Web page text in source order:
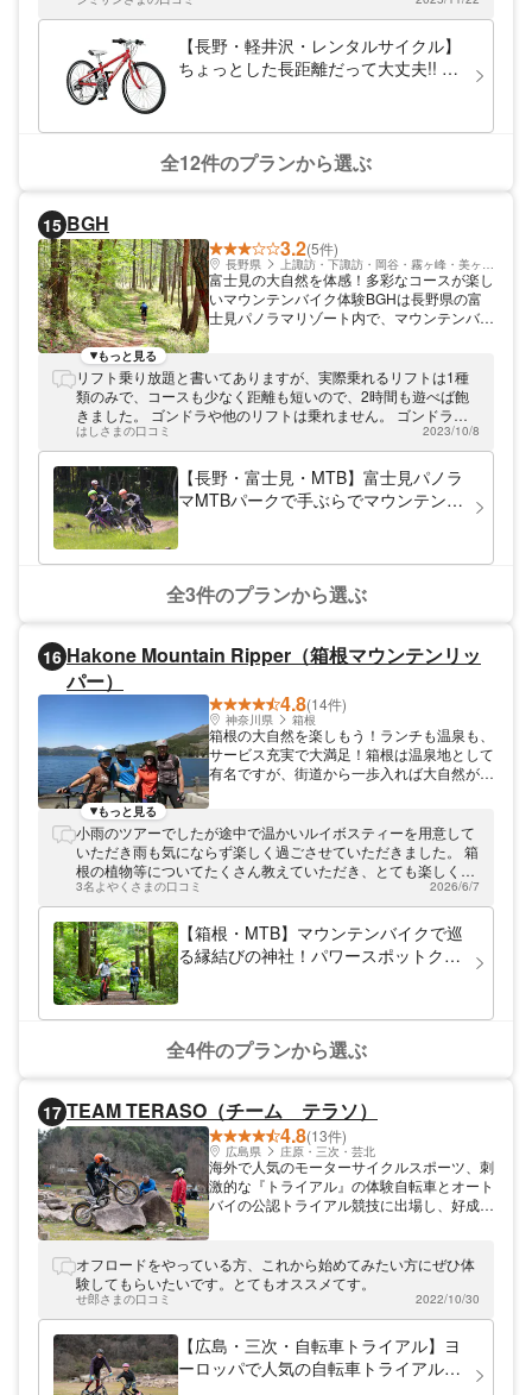
す。
【長野・軽井沢・レンタルサイクル】
ちょっとした長距離だって大丈夫!! 18
全12件のプランから選ぶ
15 BGH
3.2(5件)
長野県 上諏訪・下諏訪・岡谷・霧ヶ峰・美ヶ原高原
富士見の大自然を体感！多彩なコースが楽し
いマウンテンバイク体験BGHは長野県の富
士見パノラマリゾート内で、マウンテンバイ
や名古屋からも近い、アクセス自慢の富士見
パノラマリゾート内にあります。リゾート内
には自然を舞台にしたアクティビティが盛り
だくさん。BGHでは富士見の大自然を体い
っぱいに感じられるマウンテンバイク体験や
初心者に嬉しいレッスンもご提供中です！
楽しみ方豊富な4つのコース！ コースは4つ
ご用意しています。林の中を駆け抜けたり、
ッズ向けのミニサイズコースもあり、とにか
く楽しみ方が豊富！リフトにも乗れるのでレ
ジャー気分が最高に盛り上がりますよ！ビギ
い切りアクティブに楽しむならマウンテンバ
す。お気軽に遊んで行ってくださいね！
もっと見る
リフト乗り放題と書いてありますが、実際乗れるリフトは1種
類のみで、コースも少なく距離も短いので、2時間も遊べば飽
きました。 ゴンドラや他のリフトは乗れません。 ゴンドラで
山頂まで行き、景色を見るのが楽しみだったのに、それが叶わ
なくて残念でした。 初めてのマウンテンバイクで、常識を知ら
ない私が悪いとは思いますが、これで7千円とわかっていたら
体験しませんでした。
はしさまの口コミ 2023/10/8
【長野・富士見・MTB】富士見パノラ
マMTBパークで手ぶらでマウンテンバ
全3件のプランから選ぶ
16 Hakone Mountain Ripper（箱根マウンテンリッ
パー）
4.8(14件)
神奈川県 箱根
箱根の大自然を楽しもう！ランチも温泉も、
サービス充実で大満足！箱根は温泉地として
有名ですが、街道から一歩入れば大自然が広
ンテンバイク(MTB)でご案内します！ 自然の
中に入り込もう。 箱根・仙石原地区を中心
に、のんびりとガイドがご案内します。緑深
い道をマウンテンバイクで走り、森林浴を楽
しむ。途中バイクを置いて秘密の場所でティ
ータイム…自然に包まれる贅沢な時間です。
春には桜、夏には深い緑、秋には一面の紅葉
があなたを誘います。大自然の景観を満喫し
ビス！ マウンテンバイクが初めての方で
も、ガイドがしっかりとサポートいたします
ので安心です。マウンテンバイクのレンタル
箱根の1日を快適に満喫してくださいね。 都
心からもアクセス便利な箱根。休日にお気軽
にお越しください！お待ちしています。
もっと見る
小雨のツアーでしたが途中で温かいルイボスティーを用意して
いただき雨も気にならず楽しく過ごさせていただきました。 箱
根の植物等についてたくさん教えていただき、とても楽しく有
意義な時間を過ごすことができました おかげさまで思い出に残
る一日となりました。
3名よやくさまの口コミ 2026/6/7
【箱根・MTB】マウンテンバイクで巡
る縁結びの神社！パワースポットクル
全4件のプランから選ぶ
17 TEAM TERASO（チーム テラソ）
4.8(13件)
広島県 庄原・三次・芸北
海外で人気のモーターサイクルスポーツ、刺
激的な『トライアル』の体験自転車とオート
バイの公認トライアル競技に出場し、好成績
プを拠点としており、全国的にも知られた広
大で整備の行き届いたトライアル専用の「灰
塚ダムトライアルパーク」を、国交省からの
委託で管理運営しており、まさに、トライア
ル競技体験教室を開くのに理想の条件を備え
ています。
オフロードをやっている方、これから始めてみたい方にぜひ体
験してもらいたいです。とてもオススメてす。
せ郎さまの口コミ 2022/10/30
【広島・三次・自転車トライアル】ヨ
ーロッパで人気の自転車トライアル体